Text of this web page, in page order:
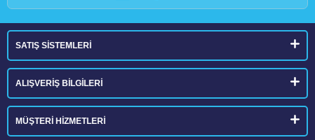
SATIŞ SİSTEMLERİ
ALIŞVERİŞ BİLGİLERİ
MÜŞTERİ HİZMETLERİ